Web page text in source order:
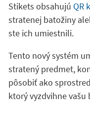
Stikets obsahujú QR
stratenej batožiny
ste ich umiestnili.
Tento nový systém
stratený predmet,
pôsobiť ako
ktorý vyzdvihne